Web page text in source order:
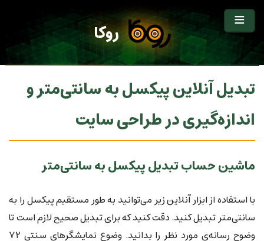
روکا
تبدیل آنلاین پیکسل به سانتی‌متر و
اندازه‌گیری در طراحی سایت
ماشین حساب تبدیل پیکسل به سانتی‌متر
با استفاده از ابزار آنلاین زیر می‌توانید به طور مستقیم پیکسل را به
سانتی‌متر تبدیل کنید. دقت کنید که برای تبدیل صحیح لازم است تا
وضوح رسانه‌ی مورد نظر را بدانید. وضوع نمایشگرهای سنتی ۷۲